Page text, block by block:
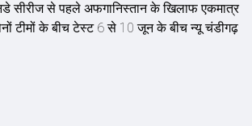
सीरीज से पहले अफगान‍िस्तान के ख‍िलाफ एकमात्र
टीमों के बीच टेस्ट 6 से 10 जून के बीच न्यू चंडीगढ़